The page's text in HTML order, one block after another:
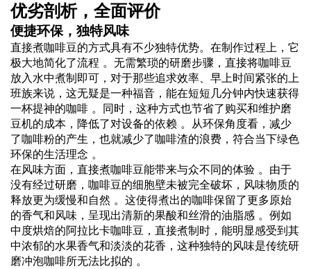
优劣剖析，全面评价
便捷环保，独特风味
直接煮咖啡豆的方式具有不少独特优势。在制作过程上，它
极大地简化了流程 。无需繁琐的研磨步骤，直接将咖啡豆
放入水中煮制即可，对于那些追求效率、早上时间紧张的上
班族来说，这无疑是一种福音，能在短短几分钟内快速获得
一杯提神的咖啡 。同时，这种方式也节省了购买和维护磨
豆机的成本，降低了对设备的依赖 。从环保角度看，减少
了咖啡粉的产生，也就减少了咖啡渣的浪费，符合当下绿色
环保的生活理念 。
在风味方面，直接煮咖啡豆能带来与众不同的体验 。由于
没有经过研磨，咖啡豆的细胞壁未被完全破坏，风味物质的
释放更为缓慢和自然 。这使得煮出的咖啡保留了更多原始
的香气和风味，呈现出清新的果酸和丝滑的油脂感 。例如
中度烘焙的阿拉比卡咖啡豆，直接煮制时，能明显感受到其
中浓郁的水果香气和淡淡的花香，这种独特的风味是传统研
磨冲泡咖啡所无法比拟的 。